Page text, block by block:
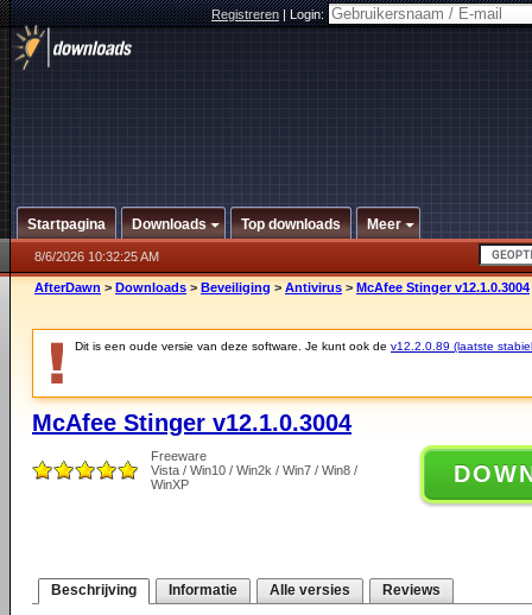
Registreren|Login:
Startpagina Downloads Top downloads Meer
8/6/2026 10:32:25 AM
AfterDawn > Downloads > Beveiliging > Antivirus > McAfee Stinger v12.1.0.3004
Dit is een oude versie van deze software. Je kunt ook de v12.2.0.89 (laatste
McAfee Stinger v12.1.0.3004
Freeware
Vista / Win10 / Win2k / Win7 / Win8 /
WinXP
Beschrijving Informatie Alle versies Reviews